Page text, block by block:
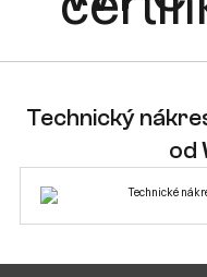
Technický
od